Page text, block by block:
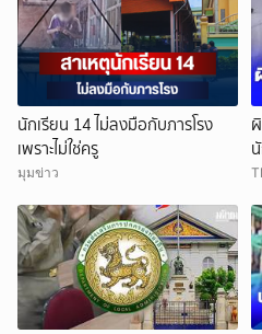
นักเรียน 14 ไม่ลงมือกับภารโรง
เพราะไม่ใช่ครู
มุมข่าว